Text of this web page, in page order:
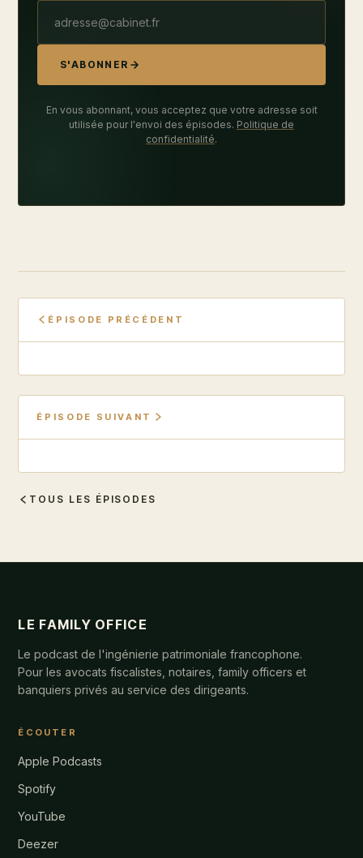
S'ABONNER
En vous abonnant, vous acceptez que votre adresse soit
utilisée pour l'envoi des épisodes. Politique de
confidentialité.
ÉPISODE PRÉCÉDENT
ÉPISODE SUIVANT
TOUS LES ÉPISODES
LE FAMILY OFFICE
Le podcast de l'ingénierie patrimoniale francophone.
Pour les avocats fiscalistes, notaires, family officers et
banquiers privés au service des dirigeants.
ÉCOUTER
Apple Podcasts
Spotify
YouTube
Deezer